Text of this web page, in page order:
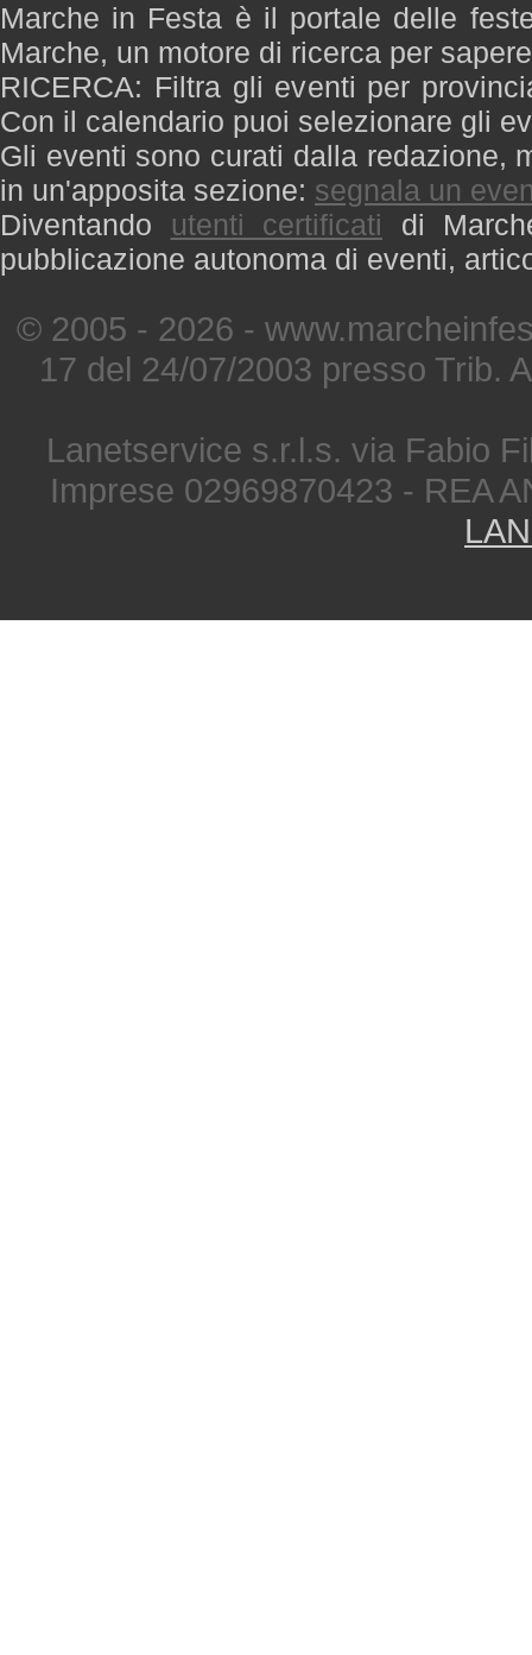
Marche in Festa è il portale delle
Marche, un motore di ricerca per
RICERCA: Filtra gli eventi per
Con il calendario puoi selezionare gli
Gli eventi sono curati dalla redazione,
in un'apposita sezione: segnala un
Diventando utenti certificati di
pubblicazione autonoma di eventi,
© 2005 - 2026 -
17 del 24/07/2003 presso Trib.
Lanetservice s.r.l.s. via Fabio
Imprese 02969870423 - REA